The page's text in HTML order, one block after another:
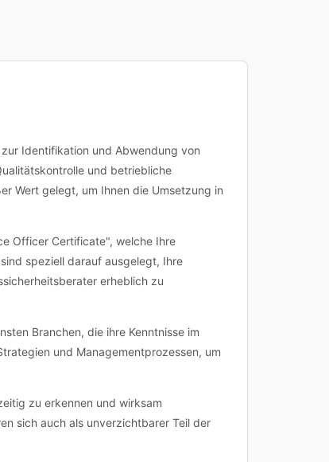
Identifikation und Abwendung von
und betriebliche
Wert gelegt, um Ihnen die Umsetzung in
Officer Certificate", welche Ihre
speziell darauf ausgelegt, Ihre
erheblich zu
Branchen, die ihre Kenntnisse im
und Managementprozessen, um
zu erkennen und wirksam
sich auch als unverzichtbarer Teil der